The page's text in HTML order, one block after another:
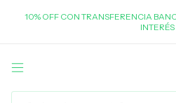
10% OFF CON TRANSFERENCIA
INTERÉS